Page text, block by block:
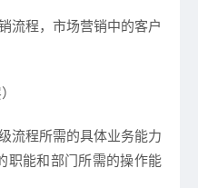
流程，市场营销中的客户
流程所需的具体业务能力
职能和部门所需的操作能